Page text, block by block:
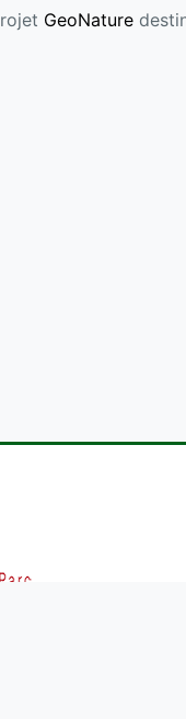
GeoNature